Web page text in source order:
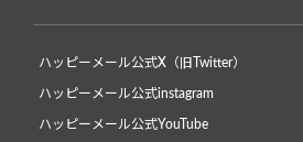
ハッピーメール公式X（旧Twitter）
ハッピーメール公式instagram
ハッピーメール公式YouTube